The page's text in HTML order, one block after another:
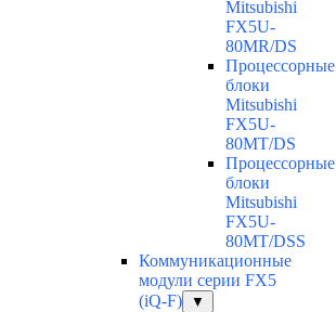
Mitsubishi
FX5U-
80MR/DS
Процессорные
блоки
Mitsubishi
FX5U-
80MT/DS
Процессорные
блоки
Mitsubishi
FX5U-
80MT/DSS
Коммуникационные
модули серии FX5
(iQ-F)
▼